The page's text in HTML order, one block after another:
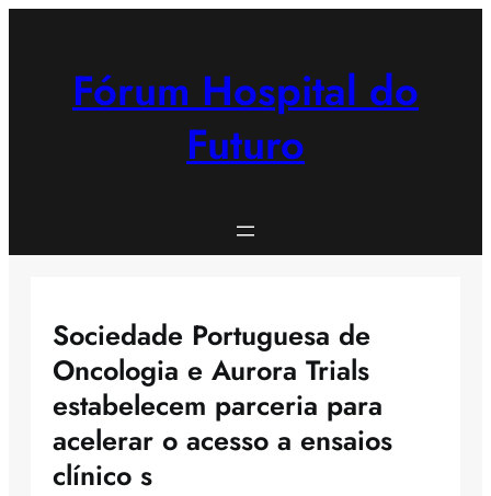
Fórum Hospital do
Futuro
Sociedade Portuguesa de
Oncologia e Aurora Trials
estabelecem parceria para
acelerar o acesso a ensaios
clínico s